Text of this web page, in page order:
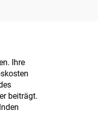
Ihre
beiträgt.